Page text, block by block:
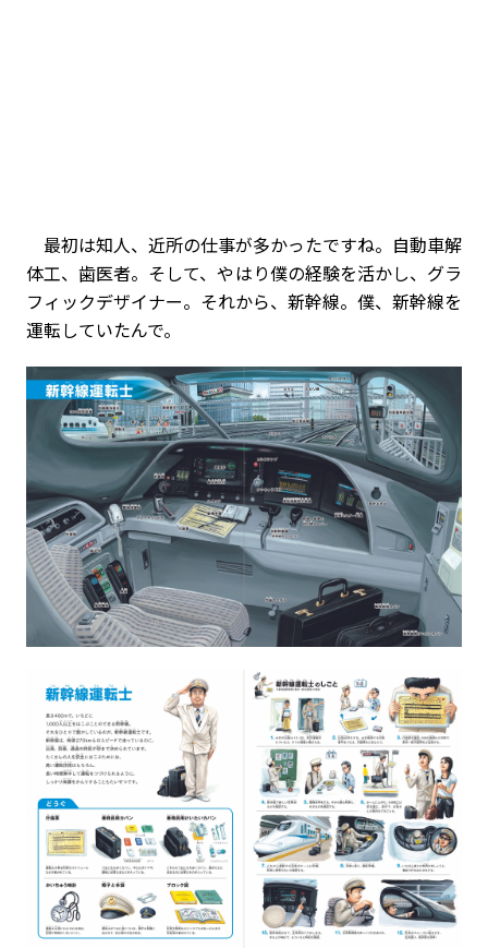
最初は知人、近所の仕事が多かったですね。自動車解
体工、歯医者。そして、やはり僕の経験を活かし、グラ
フィックデザイナー。それから、新幹線。僕、新幹線を
運転していたんで。